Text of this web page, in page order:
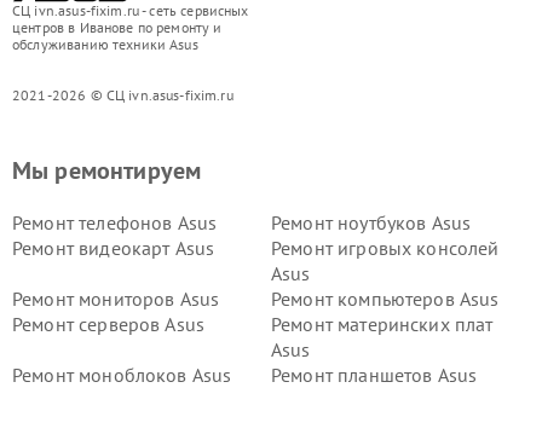
СЦ ivn.asus-fixim.ru - сеть сервисных
центров в Иванове по ремонту и
обслуживанию техники Asus
2021-2026 © СЦ ivn.asus-fixim.ru
Мы ремонтируем
Ремонт телефонов Asus
Ремонт ноутбуков Asus
Ремонт видеокарт Asus
Ремонт игровых консолей
Asus
Ремонт мониторов Asus
Ремонт компьютеров Asus
Ремонт серверов Asus
Ремонт материнских плат
Asus
Ремонт моноблоков Asus
Ремонт планшетов Asus